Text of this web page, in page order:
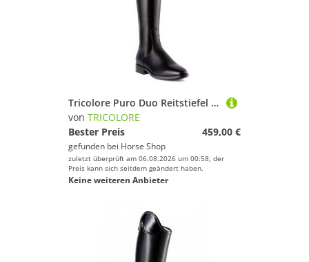
Tricolore Puro Duo Reitstiefel by DeNiro
von TRICOLORE
Bester Preis
459,00 €
gefunden bei Horse Shop
zuletzt überprüft am 06.08.2026 um 00:58; der
Preis kann sich seitdem geändert haben.
Keine weiteren Anbieter